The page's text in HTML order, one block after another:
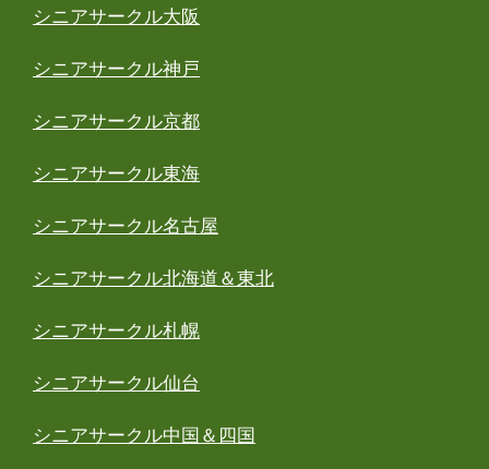
シニアサークル大阪
シニアサークル神戸
シニアサークル京都
シニアサークル東海
シニアサークル名古屋
シニアサークル北海道＆東北
シニアサークル札幌
シニアサークル仙台
シニアサークル中国＆四国